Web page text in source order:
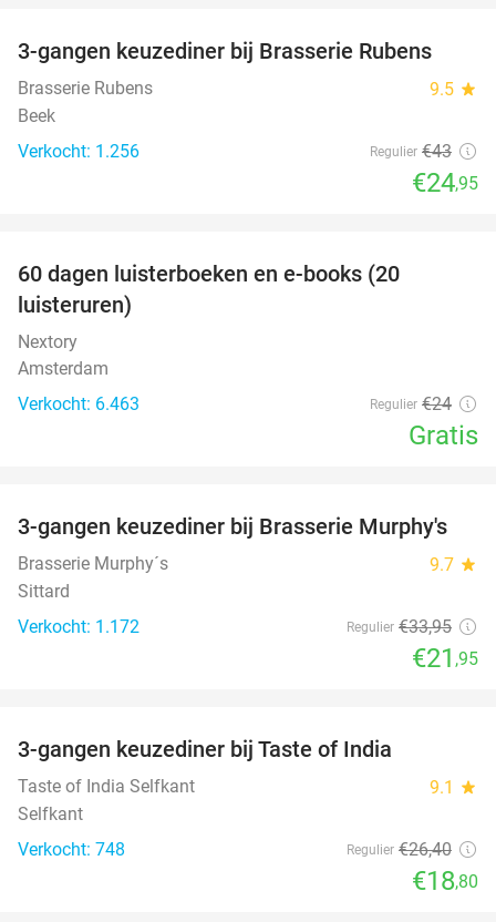
42%
3-gangen keuzediner bij Brasserie Rubens
Brasserie Rubens 9.5 star
Beek
Verkocht: 1.256
Regulier €43
€24,95
60 dagen luisterboeken en e-books (20
luisteruren)
Nextory
Amsterdam
Verkocht: 6.463
Regulier €24
Gratis
35%
3-gangen keuzediner bij Brasserie Murphy's
Brasserie Murphy´s 9.7 star
Sittard
Verkocht: 1.172
Regulier €33,95
€21 ,95
3-gangen keuzediner bij Taste of India
Taste of India Selfkant 9.1 star
Selfkant
Verkocht: 748
Regulier €26,40
€18,80